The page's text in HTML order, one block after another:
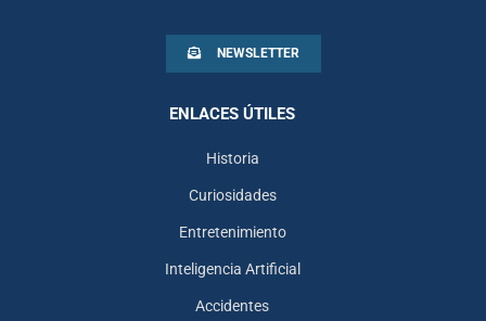
NEWSLETTER
ENLACES ÚTILES
Historia
Curiosidades
Entretenimiento
Inteligencia Artificial
Accidentes